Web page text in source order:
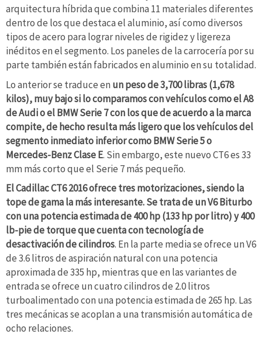
arquitectura híbrida que combina 11 materiales diferentes
dentro de los que destaca el aluminio, así como diversos
tipos de acero para lograr niveles de rigidez y ligereza
inéditos en el segmento. Los paneles de la carrocería por su
parte también están fabricados en aluminio en su totalidad.
Lo anterior se traduce en un peso de 3,700 libras (1,678
kilos), muy bajo si lo comparamos con vehículos como el A8
de Audi o el BMW Serie 7 con los que de acuerdo a la marca
compite, de hecho resulta más ligero que los vehículos del
segmento inmediato inferior como BMW Serie 5 o
Mercedes-Benz Clase E. Sin embargo, este nuevo CT6 es 33
mm más corto que el Serie 7 más pequeño.
El Cadillac CT6 2016 ofrece tres motorizaciones, siendo la
tope de gama la más interesante. Se trata de un V6 Biturbo
con una potencia estimada de 400 hp (133 hp por litro) y 400
lb-pie de torque que cuenta con tecnología de
desactivación de cilindros. En la parte media se ofrece un V6
de 3.6 litros de aspiración natural con una potencia
aproximada de 335 hp, mientras que en las variantes de
entrada se ofrece un cuatro cilindros de 2.0 litros
turboalimentado con una potencia estimada de 265 hp. Las
tres mecánicas se acoplan a una transmisión automática de
ocho relaciones.